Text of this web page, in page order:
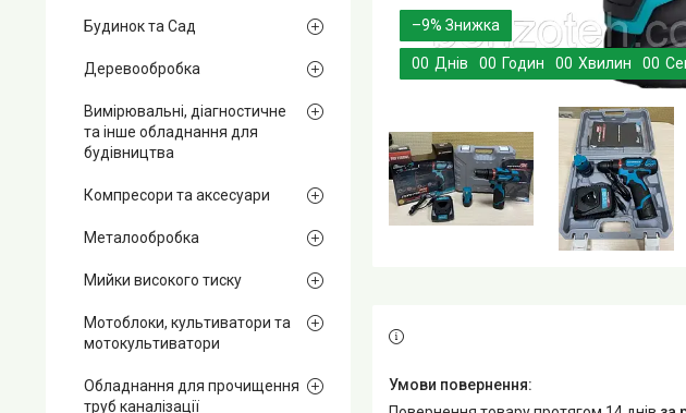
–9%
00 Днів 00 Годин 00 Хвилин 00
Будинок та Сад
Деревообробка
Вимірювальні, діагностичне
та інше обладнання для
будівництва
Компресори та аксесуари
Металообробка
Мийки високого тиску
Мотоблоки, культиватори та
мотокультиватори
Обладнання для прочищення
труб каналізації